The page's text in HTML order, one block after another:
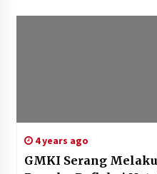
4 years ago
GMKI Serang